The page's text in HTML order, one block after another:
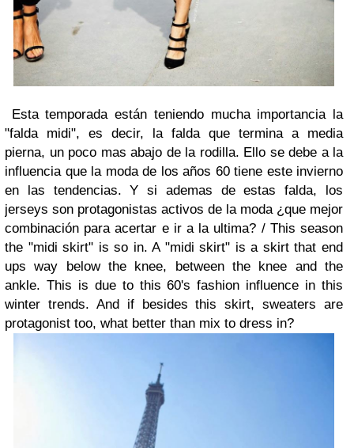
Esta temporada están teniendo mucha importancia la
"falda midi", es decir, la falda que termina a media
pierna, un poco mas abajo de la rodilla. Ello se debe a la
influencia que la moda de los años 60 tiene este invierno
en las tendencias. Y si ademas de estas falda, los
jerseys son protagonistas activos de la moda ¿que mejor
combinación para acertar e ir a la ultima? / This season
the "midi skirt" is so in. A "midi skirt" is a skirt that end
ups way below the knee, between the knee and the
ankle. This is due to this 60's fashion influence in this
winter trends. And if besides this skirt, sweaters are
protagonist too, what better than mix to dress in?